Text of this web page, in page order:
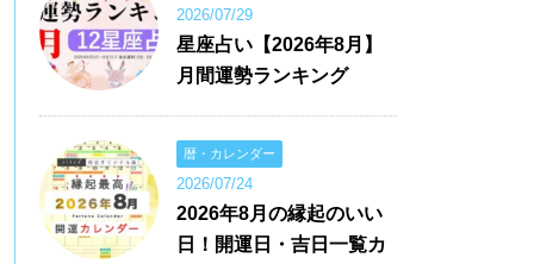
2026/07/29
星座占い【2026年8月】
月間運勢ランキング
暦・カレンダー
2026/07/24
2026年8月の縁起のいい
日！開運日・吉日一覧カ